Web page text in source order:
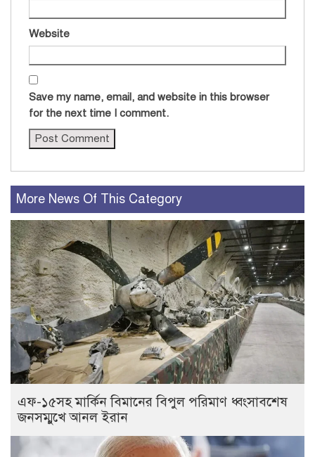
Website
Save my name, email, and website in this browser
for the next time I comment.
More News Of This Category
এফ-১৫সহ মার্কিন বিমানের বিপুল পরিমাণ ধ্বংসাবশেষ
জনসম্মুখে আনল ইরান